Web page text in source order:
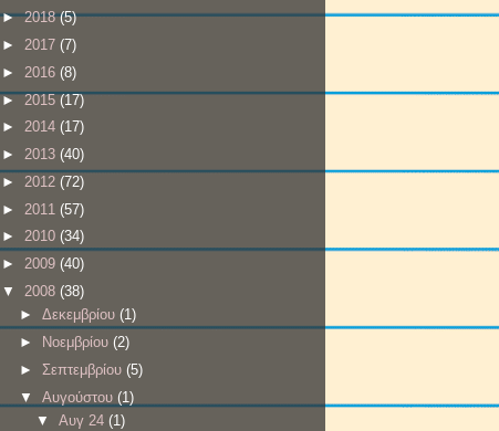
►2018(5)
► 2017 (7)
► 2016 (8)
►2015(17)
► 2014 (17)
► 2013 (40)
► 2012 (72)
► 2011 (57)
► 2010 (34)
► 2009 (40)
▼ 2008 (38)
► Δεκεμβρίου (1)
►
Νοεμβρίου (2)
► Σεπτεμβρίου (5)
▼ Αυγούστου (1)
▼Αυγ 24(1)